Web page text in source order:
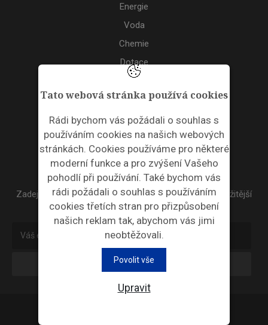
Tato webová stránka používá cookies
Rádi bychom vás požádali o souhlas s
používáním cookies na našich webových
stránkách. Cookies používáme pro některé
moderní funkce a pro zvýšení Vašeho
pohodlí při používání. Také bychom vás
rádi požádali o souhlas s používáním
cookies třetích stran pro přizpůsobení
našich reklam tak, abychom vás jimi
neobtěžovali.
Povolit vše
Upravit
Energie
Voda
Chemie
Dotace
Akce
ODPADNÍ PLASTY
NEWSLETTER
Zadejte váš email a my Vám budeme zasílat ty nejdůležitější
informace, maximálně 1x týdně.
Odebírat